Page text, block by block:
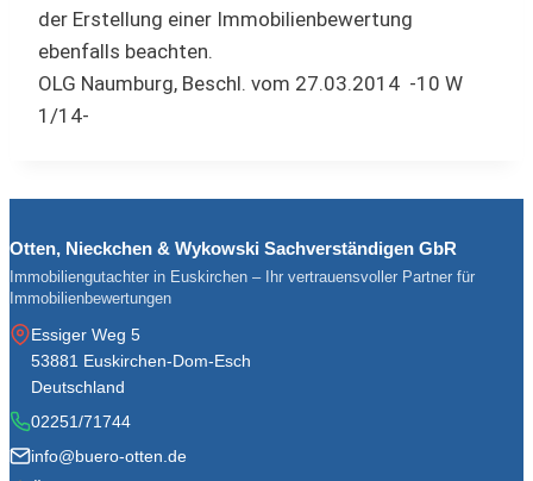
der Erstellung einer Immobilienbewertung
ebenfalls beachten.
OLG Naumburg, Beschl. vom 27.03.2014 -10 W
1/14-
Otten, Nieckchen & Wykowski Sachverständigen GbR
Immobiliengutachter in Euskirchen – Ihr vertrauensvoller Partner für
Immobilienbewertungen
Essiger Weg 5
53881 Euskirchen-Dom-Esch
Deutschland
02251/71744
info@buero-otten.de